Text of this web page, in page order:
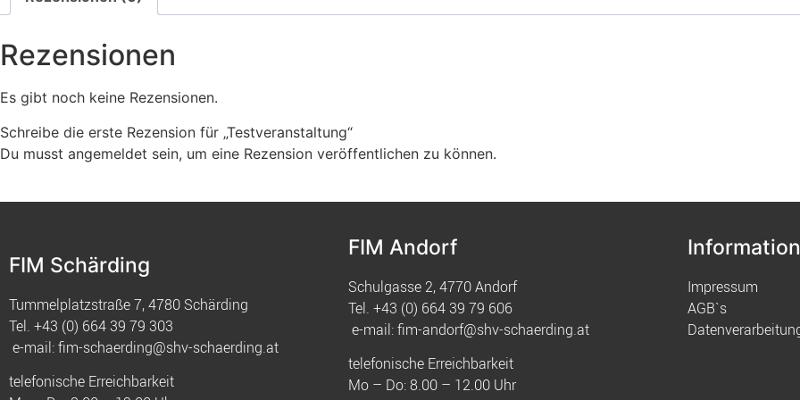
Rezensionen
Es gibt noch keine Rezensionen.
Schreibe die erste Rezension für „Testveranstaltung“
Du musst angemeldet sein, um eine Rezension veröffentlichen zu können.
FIM Schärding
Tummelplatzstraße 7, 4780 Schärding
Tel. +43 (0) 664 39 79 303
e-mail:fim-schaerding@shv-schaerding.at
telefonische Erreichbarkeit
FIM Andorf
Schulgasse 2, 4770 Andorf
Tel. +43 (0) 664 39 79 606
e-mail:fim-andorf@shv-schaerding.at
telefonische Erreichbarkeit
Mo – Do: 8.00 – 12.00 Uhr
Impressum
AGB`s